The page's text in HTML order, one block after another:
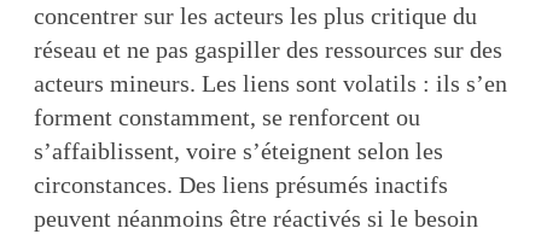
concentrer sur les acteurs les plus critique du
réseau et ne pas gaspiller des ressources sur des
acteurs mineurs. Les liens sont volatils : ils s’en
forment constamment, se renforcent ou
s’affaiblissent, voire s’éteignent selon les
circonstances. Des liens présumés inactifs
peuvent néanmoins être réactivés si le besoin